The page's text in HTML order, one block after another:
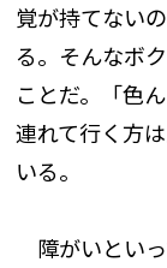
覚が持てない
る。そんなボ
ことだ。「色
連れて行く方
いる。
障がいとい